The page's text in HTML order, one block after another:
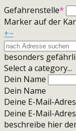
Gefahrenstelle*
Marker auf der
+−
besonders
Select a category...
Dein Name
Dein Name
Deine E-Mail-
Deine E-Mail-
beschreibe hier